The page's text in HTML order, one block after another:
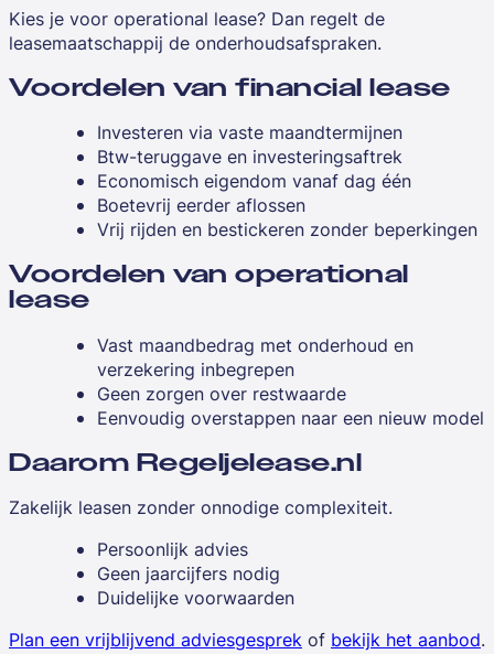
Kies je voor operational lease? Dan regelt de
leasemaatschappij de onderhoudsafspraken.
Voordelen van financial lease
Investeren via vaste maandtermijnen
Btw-teruggave en investeringsaftrek
Economisch eigendom vanaf dag één
Boetevrij eerder aflossen
Vrij rijden en bestickeren zonder beperkingen
Voordelen van operational
lease
Vast maandbedrag met onderhoud en
verzekering inbegrepen
Geen zorgen over restwaarde
Eenvoudig overstappen naar een nieuw model
Daarom Regeljelease.nl
Zakelijk leasen zonder onnodige complexiteit.
Persoonlijk advies
Geen jaarcijfers nodig
Duidelijke voorwaarden
Plan een vrijblijvend adviesgesprek of bekijk het aanbod.